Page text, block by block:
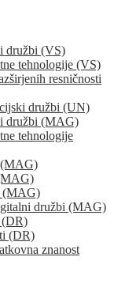
družbi (VS)
tehnologije (VS)
resničnosti
družbi (UN)
družbi (MAG)
tehnologije
(MAG)
(MAG)
družbi (MAG)
(DR)
(DR)
znanost